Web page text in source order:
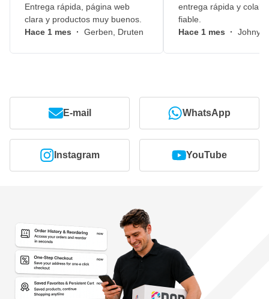
Entrega rápida, página web
clara y productos muy buenos.
Hace 1 mes · Gerben, Druten
entrega rápida y
fiable.
Hace 1 mes · Johny,
E-mail WhatsApp
Instagram YouTube